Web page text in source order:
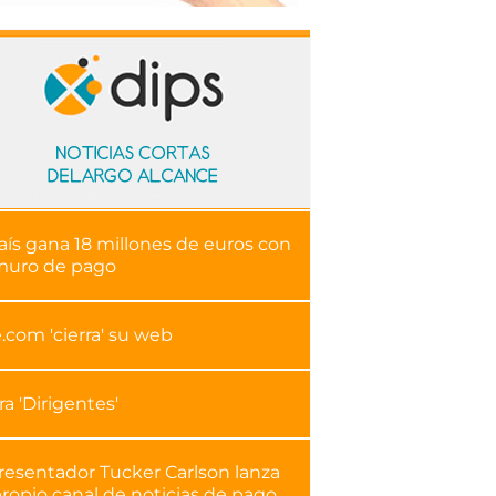
gana 18 millones de euros con
de pago
'cierra' su web
'Dirigentes'
Tucker Carlson lanza